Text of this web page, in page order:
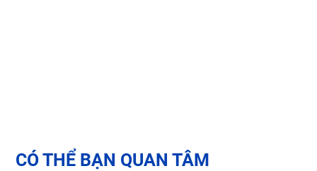
CÓ THỂ BẠN QUAN TÂM